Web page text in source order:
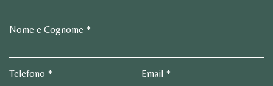
Nome e Cognome *
Telefono * Email *